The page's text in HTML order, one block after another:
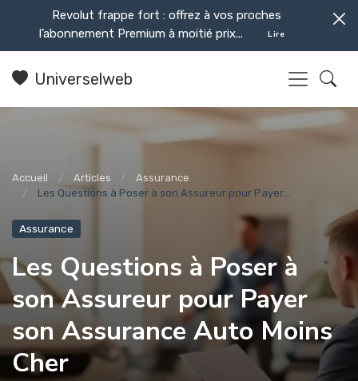
Revolut frappe fort : offrez à vos proches
l’abonnement Premium à moitié prix...
Lire
Universelweb
Accueil Articles
Assurance
Les Questions à Poser à son Assureur pour Payer...
Assurance
Les Questions à Poser à
son Assureur pour Payer
son Assurance Auto Moins
Cher